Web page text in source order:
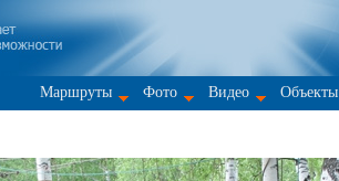
Маршруты Фото Видео Объекты